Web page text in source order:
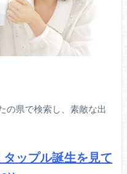
の県で検索し、素敵な出
ップル誕生を見て